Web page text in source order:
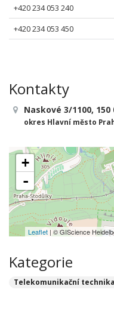
+420 234 053 240
+420 234 053 450
Kontakty
Naskové 3/1100, 150
okres Hlavní město
+
-
Leaflet | © GIScience
Kategorie
Telekomunikační